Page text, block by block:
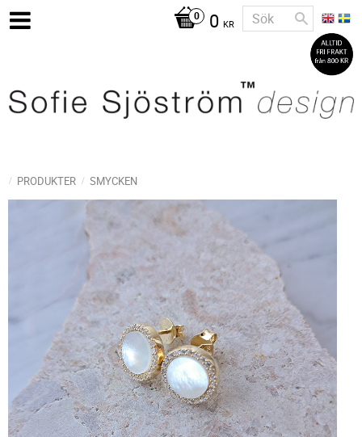
0 KR
PRODUKTER SMYCKEN